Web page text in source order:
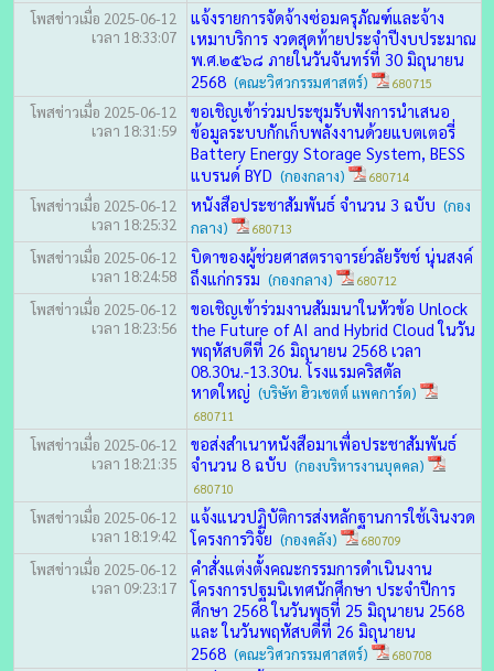
โพสข่าวเมื่อ 2025-06-12
เวลา 18:33:07
แจ้งรายการจัดจ้างซ่อมครุภัณฑ์และจ้าง
เหมาบริการ งวดสุดท้ายประจำปีงบประมาณ
พ.ศ.๒๕๖๘ ภายในวันจันทร์ที่ 30 มิถุนายน
2568 (คณะวิศวกรรมศาสตร์) 680715
โพสข่าวเมื่อ 2025-06-12
เวลา 18:31:59
ขอเชิญเข้าร่วมประชุมรับฟังการนำเสนอ
ข้อมูลระบบกักเก็บพลังงานด้วยแบตเตอรี่
Battery Energy Storage System, BESS
แบรนด์ BYD (กองกลาง) 680714
โพสข่าวเมื่อ 2025-06-12
เวลา 18:25:32
หนังสือประชาสัมพันธ์ จำนวน 3 ฉบับ (กอง
กลาง)
680713
โพสข่าวเมื่อ 2025-06-12
เวลา 18:24:58
บิดาของผู้ช่วยศาสตราจารย์วลัยรัชช์ นุ่นสงค์
ถึงแก่กรรม (กองกลาง) 680712
โพสข่าวเมื่อ 2025-06-12
เวลา 18:23:56
ขอเชิญเข้าร่วมงานสัมมนาในหัวข้อ Unlock
the Future of AI and Hybrid Cloud ในวัน
พฤหัสบดีที่ 26 มิถุนายน 2568 เวลา
08.30น.-13.30น. โรงแรมคริสตัล
หาดใหญ่ (บริษัท ฮิวเชตต์ แพคการ์ด)
680711
โพสข่าวเมื่อ 2025-06-12
เวลา 18:21:35
ขอส่งสำเนาหนังสือมาเพื่อประชาสัมพันธ์
จำนวน 8 ฉบับ (กองบริหารงานบุคคล)
680710
โพสข่าวเมื่อ 2025-06-12
เวลา 18:19:42
แจ้งแนวปฏิบัติการส่งหลักฐานการใช้เงินงวด
โครงการวิจัย (กองคลัง) 680709
โพสข่าวเมื่อ 2025-06-12
เวลา 09:23:17
คำสั่งแต่งตั้งคณะกรรมการดำเนินงาน
โครงการปฐมนิเทศนักศึกษา ประจำปีการ
ศึกษา 2568 ในวันพุธที่ 25 มิถุนายน 2568
และ ในวันพฤหัสบดีที่ 26 มิถุนายน
2568 (คณะวิศวกรรมศาสตร์) 680708